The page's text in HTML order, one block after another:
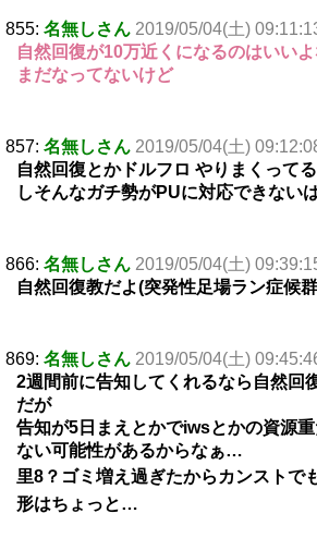
855: 名無しさん 2019/05/04(土)
自然回復が10万近くになるのはいい
まだなってないけど
857: 名無しさん 2019/05/04(土)
自然回復とかドルフロ やりまくって
しそんなガチ勢がPUに対応できない
866: 名無しさん 2019/05/04(土)
自然回復教だよ(突発性足場ラン症候
869: 名無しさん 2019/05/04(土)
2週間前に告知してくれるなら自然回
だが
告知が5日まえとかでiwsとかの資源
ない可能性があるからなぁ…
里8？ゴミ増え過ぎたからカンストで
形はちょっと…